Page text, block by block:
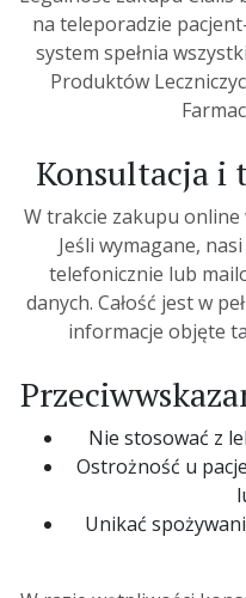
na teleporadzie
system spełnia
Produktów
Konsultacja i
W trakcie zakupu online
Jeśli wymagane,
telefonicznie lub
danych. Całość jest w
informacje objęte
Nie stosować z
Ostrożność u
Unikać